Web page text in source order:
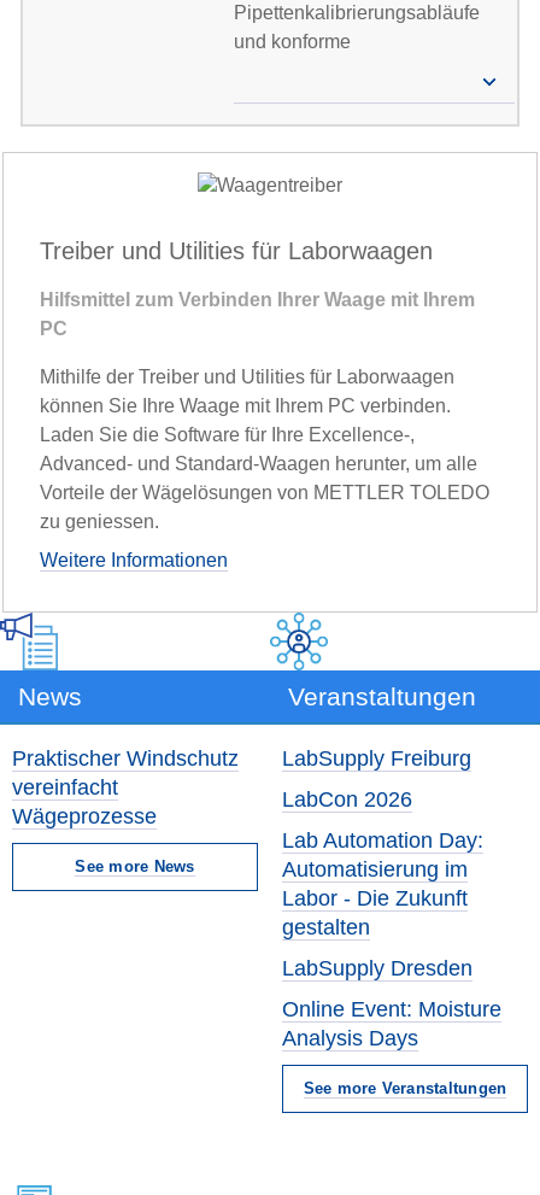
Pipettenkalibrierungsabläufe
und konforme
Treiber und Utilities für Laborwaagen
Hilfsmittel zum Verbinden Ihrer Waage mit Ihrem
PC
Mithilfe der Treiber und Utilities für Laborwaagen
können Sie Ihre Waage mit Ihrem PC verbinden.
Laden Sie die Software für Ihre Excellence-,
Advanced- und Standard-Waagen herunter, um alle
Vorteile der Wägelösungen von METTLER TOLEDO
zu geniessen.
Weitere Informationen
News
Praktischer Windschutz
vereinfacht
Wägeprozesse
See more News
Veranstaltungen
LabSupply Freiburg
LabCon 2026
Lab Automation Day:
Automatisierung im
Labor - Die Zukunft
gestalten
LabSupply Dresden
Online Event: Moisture
Analysis Days
See more Veranstaltungen